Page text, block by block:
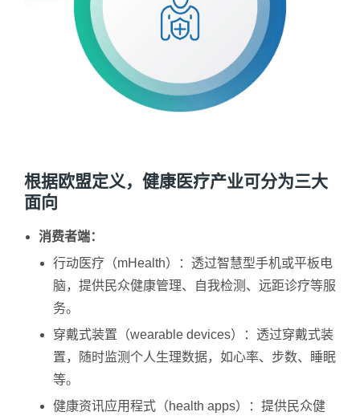
根据欧盟定义，健康医疗产业可分为三大
面向
消费者端：
行动医疗（mHealth）：透过智慧型手机或平板电
脑，提供民众健康管理、自我检测、远距诊疗等服
务。
穿戴式装置（wearable devices）：透过穿戴式装
置，随时监测个人生理数据，如心率、步数、睡眠
等。
健康资讯应用程式（health apps）：提供民众健